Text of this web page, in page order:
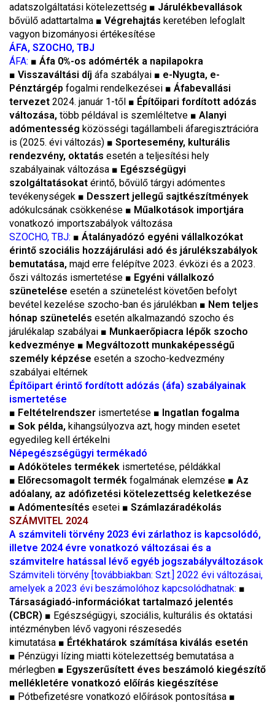
adatszolgáltatási kötelezettség ■ Járulékbevallások
bővülő adattartalma ■ Végrehajtás keretében lefoglalt
vagyon bizományosi értékesítése
ÁFA, SZOCHO, TBJ
ÁFA: ■ Áfa 0%-os adómérték a napilapokra
■ Visszaváltási díj áfa szabályai ■ e-Nyugta, e-
Pénztárgép fogalmi rendelkezései ■ Áfabevallási
tervezet 2024. január 1-től ■ Építőipari fordított adózás
változása, több példával is szemléltetve ■ Alanyi
adómentesség közösségi tagállambeli áfaregisztrációra
is (2025. évi változás) ■ Sportesemény, kulturális
rendezvény, oktatás esetén a teljesítési hely
szabályainak változása ■ Egészségügyi
szolgáltatásokat érintő, bővülő tárgyi adómentes
tevékenységek ■ Desszert jellegű sajtkészítmények
adókulcsának csökkenése ■ Műalkotások importjára
vonatkozó importszabályok változása
SZOCHO, TBJ: ■ Átalányadózó egyéni vállalkozókat
érintő szociális hozzájárulási adó és járulékszabályok
bemutatása, majd erre felépítve 2023. évközi és a 2023.
őszi változás ismertetése ■ Egyéni vállalkozó
szünetelése esetén a szünetelést követően befolyt
bevétel kezelése szocho-ban és járulékban ■ Nem teljes
hónap szünetelés esetén alkalmazandó szocho és
járulékalap szabályai ■ Munkaerőpiacra lépők szocho
kedvezménye ■ Megváltozott munkaképességű
személy képzése esetén a szocho-kedvezmény
szabályai eltérnek
Építőipart érintő fordított adózás (áfa) szabályainak
ismertetése
■ Feltételrendszer ismertetése ■ Ingatlan fogalma
■ Sok példa, kihangsúlyozva azt, hogy minden esetet
egyedileg kell értékelni
Népegészségügyi termékadó
■ Adóköteles termékek ismertetése, példákkal
■ Előrecsomagolt termék fogalmának elemzése ■ Az
adóalany, az adófizetési kötelezettség keletkezése
■ Adómentesítés esetei ■ Számlazáradékolás
SZÁMVITEL 2024
A számviteli törvény 2023 évi zárlathoz is kapcsolódó,
illetve 2024 évre vonatkozó változásai és a
számvitelre hatással lévő egyéb jogszabályváltozások
Számviteli törvény [továbbiakban: Szt.] 2022 évi változásai,
amelyek a 2023 évi beszámolóhoz kapcsolódhatnak: ■
Társaságiadó-információkat tartalmazó jelentés
(CBCR) ■ Egészségügyi, szociális, kulturális és oktatási
intézményben lévő vagyoni részesedés
kimutatása ■ Értékhatárok számítása kiválás esetén
■ Pénzügyi lízing miatti kötelezettség bemutatása a
mérlegben ■ Egyszerűsített éves beszámoló kiegészítő
mellékletére vonatkozó előírás kiegészítése
■ Pótbefizetésre vonatkozó előírások pontosítása ■